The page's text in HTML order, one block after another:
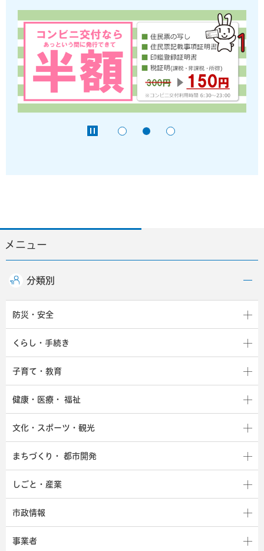
メニュー
分類別
防災・安全
くらし・手続き
子育て・教育
健康・医療・ 福祉
文化・スポーツ・観光
まちづくり・ 都市開発
しごと・産業
市政情報
事業者